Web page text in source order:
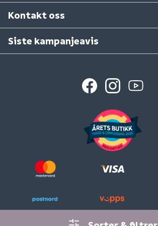
Kontakt oss
Se våre varehus
Siste kampanjeavis